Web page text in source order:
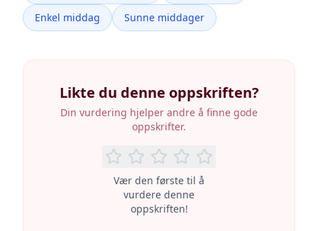
Enkel middag
Sunne middager
Likte du denne oppskriften?
Din vurdering hjelper andre å finne gode
oppskrifter.
Vær den første til å
vurdere denne
oppskriften!